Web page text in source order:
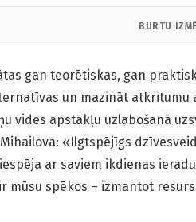
BURTU
gan teorētiskas, gan
un mazināt atkritumu
vides apstākļu uzlabošanā
«Ilgtspējīgs
ar saviem ikdienas
mūsu spēkos – izmantot